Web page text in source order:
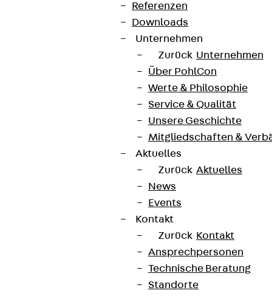
Referenzen
Downloads
Unternehmen
Zurück Unternehmen
Über PohlCon
Werte & Philosophie
Service & Qualität
Unsere Geschichte
Mitgliedschaften &
Aktuelles
Zurück Aktuelles
News
Events
Kontakt
Zurück Kontakt
Ansprechpersonen
Technische Beratung
Standorte